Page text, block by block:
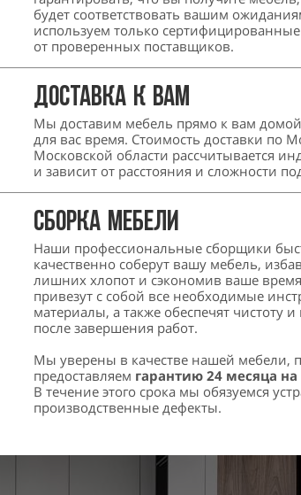
будет соответствовать вашим
используем только
от проверенных поставщиков.
Доставка к Вам
Мы доставим мебель прямо к вам
для вас время. Стоимость доставки по
Московской области рассчитывается
и зависит от расстояния и сложности
Сборка мебели
Наши профессиональные сборщики
качественно соберут вашу мебель,
лишних хлопот и сэкономив ваше
привезут с собой все необходимые
материалы, а также обеспечят чистоту и
после завершения работ.
Мы уверены в качестве нашей мебели,
предоставляем гарантию 24 месяца
В течение этого срока мы обязуемся
производственные дефекты.